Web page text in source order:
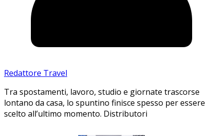
Redattore Travel
Tra spostamenti, lavoro, studio e giornate trascorse
lontano da casa, lo spuntino finisce spesso per essere
scelto all’ultimo momento. Distributori